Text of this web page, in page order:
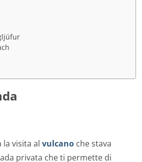
visita al vulcano che stava
privata che ti permette di